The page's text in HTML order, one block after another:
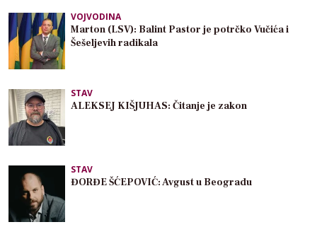
VOJVODINA
Marton (LSV): Balint Pastor je potrčko Vučića i
Šešeljevih radikala
STAV
ALEKSEJ KIŠJUHAS: Čitanje je zakon
STAV
ĐORĐE ŠĆEPOVIĆ: Avgust u Beogradu